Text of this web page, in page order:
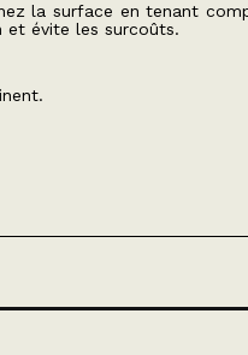
la surface en tenant
et évite les surcoûts.